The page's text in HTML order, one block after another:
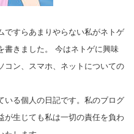
ですらあまりやらない私がネトゲ
書きました。 今はネトゲに興味
コン、スマホ、ネットについての
いる個人の日記です。私のブログ
が生じても私は一切の責任を負わ